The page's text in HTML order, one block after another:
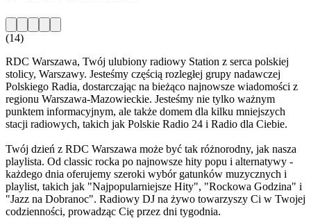
(14)
RDC Warszawa, Twój ulubiony radiowy Station z serca polskiej
stolicy, Warszawy. Jesteśmy częścią rozległej grupy nadawczej
Polskiego Radia, dostarczając na bieżąco najnowsze wiadomości z
regionu Warszawa-Mazowieckie. Jesteśmy nie tylko ważnym
punktem informacyjnym, ale także domem dla kilku mniejszych
stacji radiowych, takich jak Polskie Radio 24 i Radio dla Ciebie.
Twój dzień z RDC Warszawa może być tak różnorodny, jak nasza
playlista. Od classic rocka po najnowsze hity popu i alternatywy -
każdego dnia oferujemy szeroki wybór gatunków muzycznych i
playlist, takich jak "Najpopularniejsze Hity", "Rockowa Godzina" i
"Jazz na Dobranoc". Radiowy DJ na żywo towarzyszy Ci w Twojej
codzienności, prowadząc Cię przez dni tygodnia.